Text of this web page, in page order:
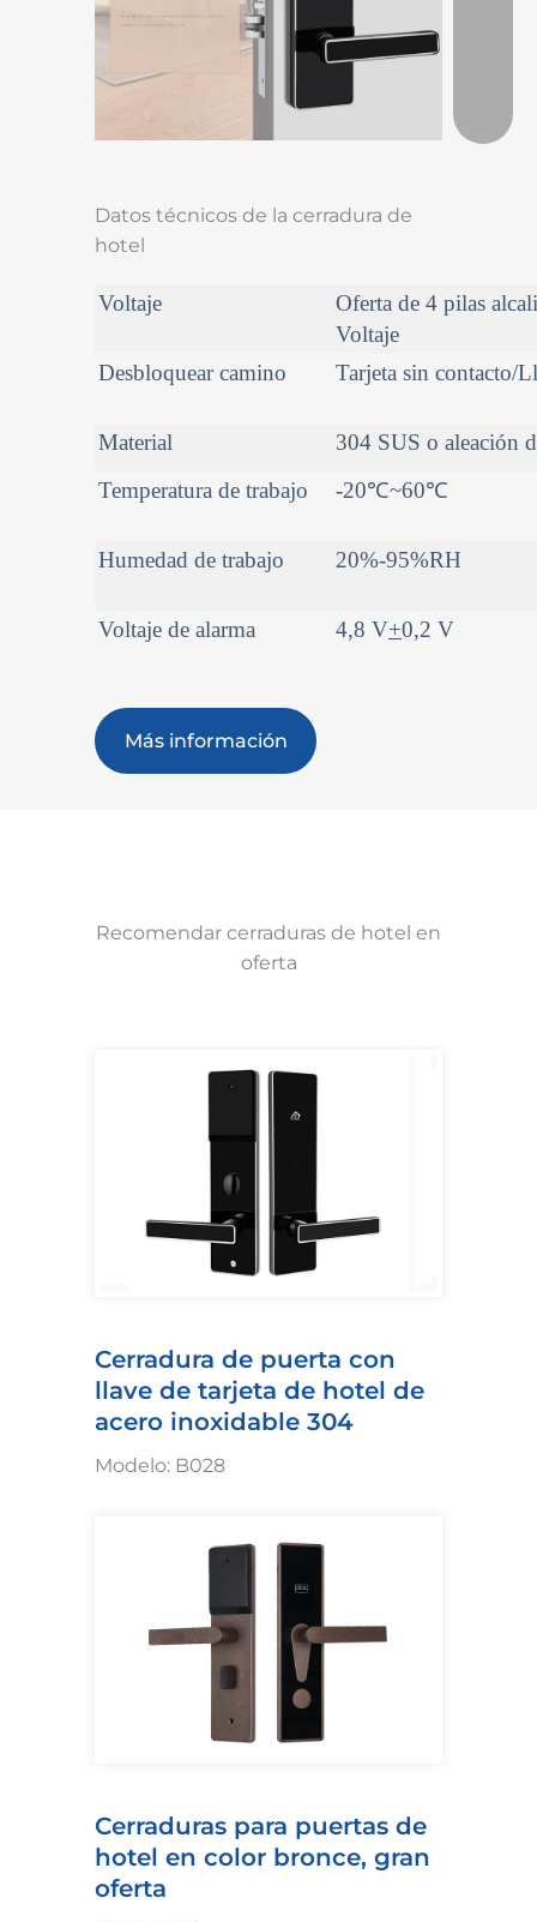
Datos técnicos de la cerradura de
hotel
Voltaje
Oferta de 4 pilas
Voltaje
Desbloquear camino
Tarjeta sin contacto/
Material
304 SUS o aleación
Temperatura de trabajo
-20℃~60℃
Humedad de trabajo 20%-95%RH
Voltaje de alarma 4,8 V+0,2 V
Más información
Recomendar cerraduras de hotel en
oferta
Cerradura de puerta con
llave de tarjeta de hotel de
acero inoxidable 304
Modelo: B028
Cerraduras para puertas de
hotel en color bronce, gran
oferta